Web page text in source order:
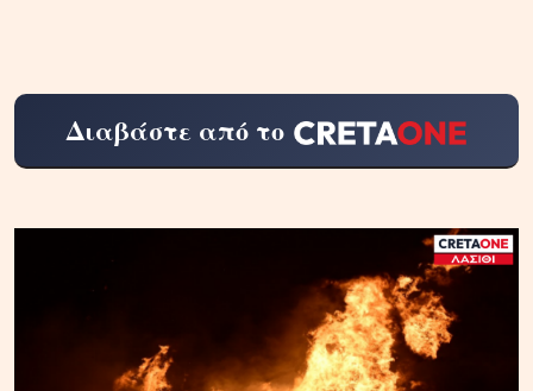
Διαβάστε από το